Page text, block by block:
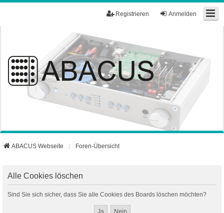
Anmelden
Registrieren
ABACUS Webseite Foren-Übersicht
Alle Cookies löschen
Sind Sie sich sicher, dass Sie alle Cookies des Boards löschen möchten?